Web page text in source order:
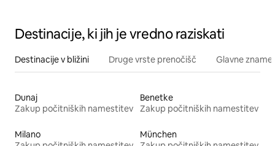
Destinacije, ki jih je vredno raziskati
Destinacije v bližini Druge vrste prenočišč Glavne
Dunaj
Zakup počitniških namestitev
Benetke
Zakup počitniških namestitev
Milano
München